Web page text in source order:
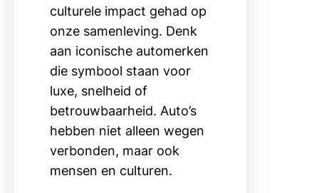
culturele impact gehad op
onze samenleving. Denk
aan iconische automerken
die symbool staan voor
luxe, snelheid of
betrouwbaarheid. Auto’s
hebben niet alleen wegen
verbonden, maar ook
mensen en culturen.